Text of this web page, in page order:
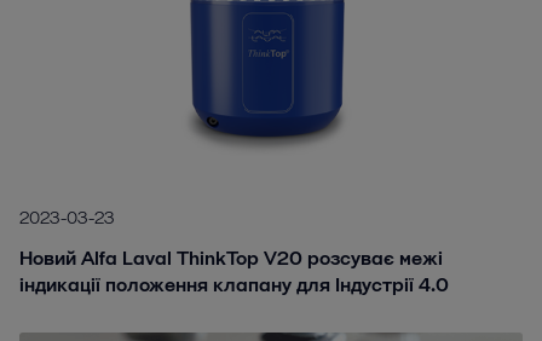
2023-03-23
Новий Alfa Laval ThinkTop V20 розсуває межі
індикації положення клапану для Індустрії 4.0